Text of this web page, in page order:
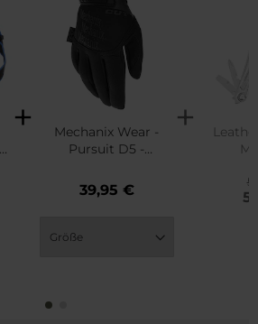
Mechanix Wear -
Pursuit D5 -
huhe - Black
39,95 €